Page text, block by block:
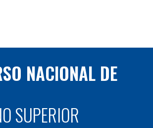
NACIONAL DE
SUPERIOR